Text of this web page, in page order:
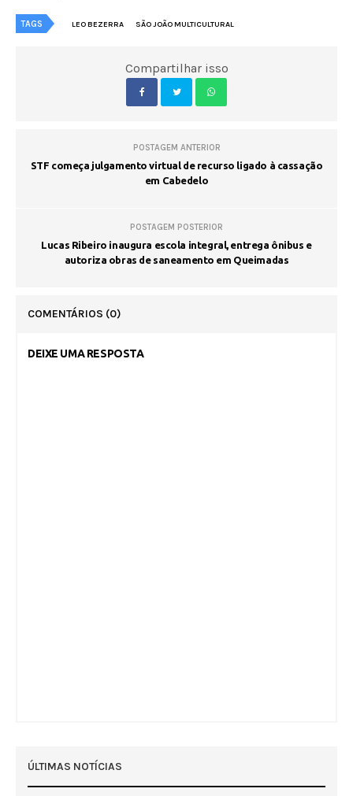
TAGS LEO BEZERRA SÃO JOÃO MULTICULTURAL
Compartilhar isso
POSTAGEM ANTERIOR
STF começa julgamento virtual de recurso ligado à cassação
em Cabedelo
POSTAGEM POSTERIOR
Lucas Ribeiro inaugura escola integral, entrega ônibus e
autoriza obras de saneamento em Queimadas
COMENTÁRIOS (0)
DEIXE UMA RESPOSTA
ÚLTIMAS NOTÍCIAS